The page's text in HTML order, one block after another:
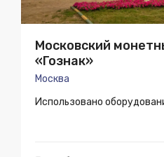
Московский
«Гознак»
Москва
Использовано